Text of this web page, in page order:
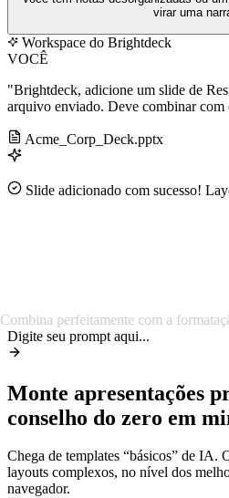
virar uma
Workspace do Brightdeck
VOCÊ
"Brightdeck, adicione um slide de
arquivo enviado. Deve combinar
Acme_Corp_Deck.pptx
Slide adicionado com sucesso!
Combina perfeitamente com a
Digite seu prompt aqui...
Monte apresentações
conselho do zero em
Chega de templates “básicos” de IA.
layouts complexos, no nível dos
navegador.